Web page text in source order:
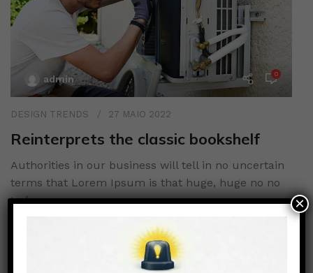
admin 0
DESIGN TRENDS 27 MAIO 2022
Reinterprets the classic bookshelf
Authorities in our business will tell in no uncertain
terms that Lorem Ipsum is that huge, huge no no
to forswear...
×